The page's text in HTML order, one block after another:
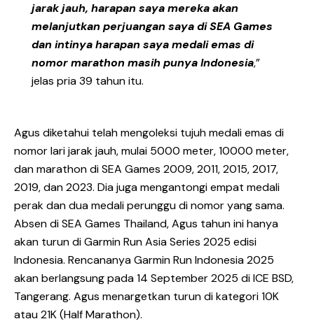
jarak jauh, harapan saya mereka akan
melanjutkan perjuangan saya di SEA Games
dan intinya harapan saya medali emas di
nomor marathon masih punya Indonesia,”
jelas pria 39 tahun itu.
Agus diketahui telah mengoleksi tujuh medali emas di
nomor lari jarak jauh, mulai 5000 meter, 10000 meter,
dan marathon di SEA Games 2009, 2011, 2015, 2017,
2019, dan 2023. Dia juga mengantongi empat medali
perak dan dua medali perunggu di nomor yang sama.
Absen di SEA Games Thailand, Agus tahun ini hanya
akan turun di Garmin Run Asia Series 2025 edisi
Indonesia. Rencananya Garmin Run Indonesia 2025
akan berlangsung pada 14 September 2025 di ICE BSD,
Tangerang. Agus menargetkan turun di kategori 10K
atau 21K (Half Marathon).